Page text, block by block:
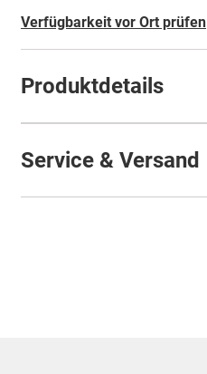
Verfügbarkeit vor Ort prüfen
Produktdetails
Service & Versand